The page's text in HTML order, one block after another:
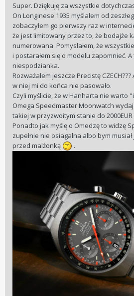
Super. Dziękuję za wszystkie
On Longinese 1935 myślałem od
zobaczyłem go pierwszy raz w
że jest limitowany przez to, że bodajże
numerowana. Pomyslałem, że
i postarałem się o modelu zapomnieć. A
niespodzianka.
Rozważałem jeszcze Precistę CZECH???
w niej mi do końca nie pasowało.
Czyli myślicie, że w Hanharta nie warto
Omega Speedmaster Moonwatch
takiej w przyzwoitym stanie do
Ponadto jak myślę o Omedzę to widzę
zupełnie nie osiagalna albo bym musiał
przed malżonką
.